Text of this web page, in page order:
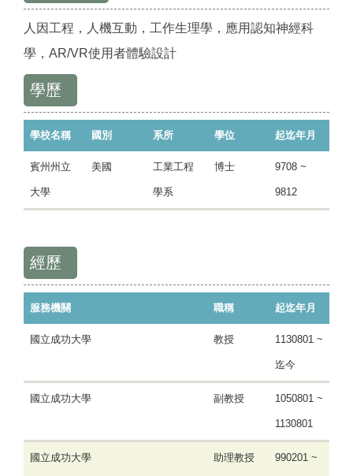
人因工程，人機互動，工作生理學，應用認知神經科
學，AR/VR使用者體驗設計
學歷
學校名稱 國別 系所 學位 起迄年月
賓州州立
大學
美國 工業工程
學系
博士 9708 ~
9812
經歷
服務機關 職稱 起迄年月
國立成功大學 教授 1130801 ~
迄今
國立成功大學 副教授 1050801 ~
1130801
國立成功大學 助理教授 990201 ~